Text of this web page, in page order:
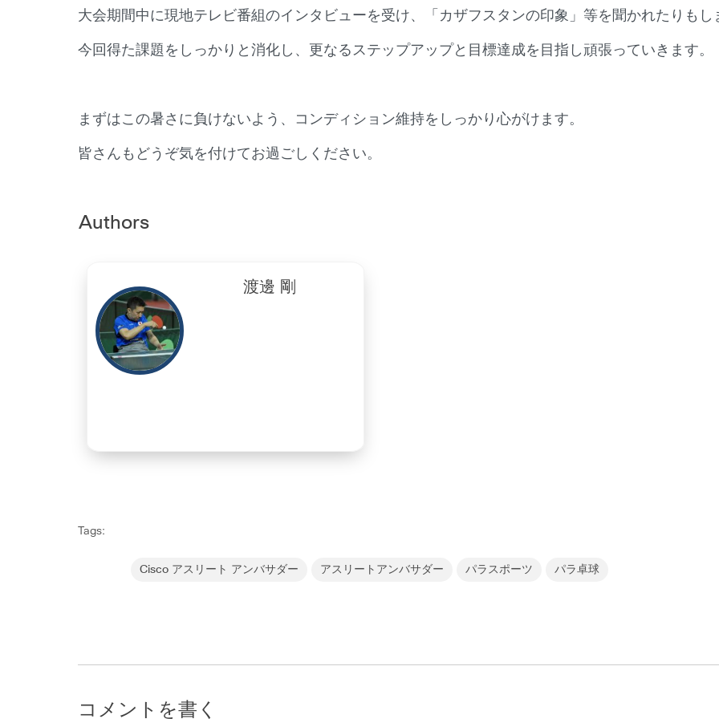
大会期間中に現地テレビ番組のインタビューを受け、「カザフスタンの印象」等を聞かれたりもし
今回得た課題をしっかりと消化し、更なるステップアップと目標達成を目指し頑張っていきます。
まずはこの暑さに負けないよう、コンディション維持をしっかり心がけます。
皆さんもどうぞ気を付けてお過ごしください。
Authors
渡邊 剛
Tags:
Cisco アスリート アンバサダー アスリートアンバサダー パラスポーツ パラ卓球
コメントを書く